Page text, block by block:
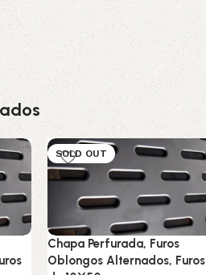
SOLD OUT
Chapa Perfurada, Furos
Oblongos Alternados, Furos